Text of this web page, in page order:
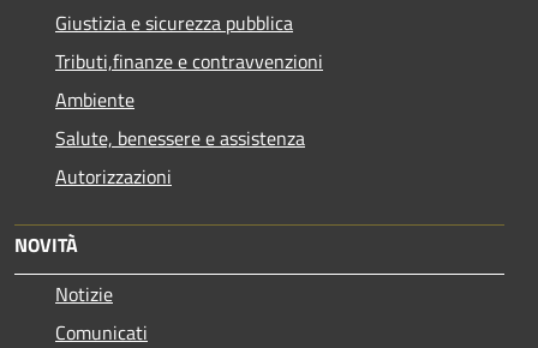
Giustizia e sicurezza pubblica
Tributi,finanze e contravvenzioni
Ambiente
Salute, benessere e assistenza
Autorizzazioni
NOVITÀ
Notizie
Comunicati